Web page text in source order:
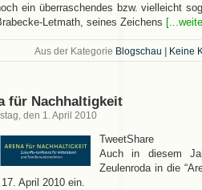
ein überraschendes bzw. vielleicht
Letmath, seines Zeichens
Aus der Kategorie Blogschau Keine
für Nachhaltigkeit
den 1. April 2010
TweetShare
Auch in diesem
Zeulenroda in die
April 2010 ein.